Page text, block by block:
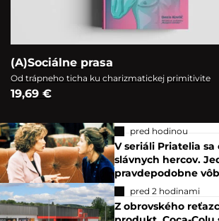
(A)Sociálne prasa
Od trápneho ticha ku charizmatickej primitivite
19,69 €
pred hodinou
V seriáli Priatelia
slávnych hercov.
pravdepodobne
pred 2 hodinami
Z obrovského